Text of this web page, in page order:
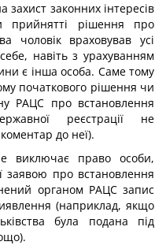
законних інтересів
рішення про
чоловік враховував усі
навіть з урахуванням
є інша особа. Саме тому
початкового рішення чи
РАЦС про встановлення
реєстрації не
до неї).
виключає право особи,
заявою про встановлення
органом РАЦС запис
(наприклад, якщо
була подана під